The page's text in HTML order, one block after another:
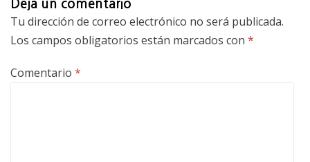
Deja un comentario
Tu dirección de correo electrónico no será publicada.
Los campos obligatorios están marcados con *
Comentario *